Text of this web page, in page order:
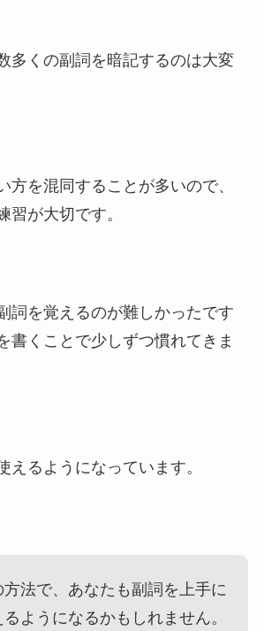
多くの副詞を暗記するのは大変
方を混同することが多いので、
習が大切です。
詞を覚えるのが難しかったです
書くことで少しずつ慣れてきま
えるようになっています。
方法で、あなたも副詞を上手に
るようになるかもしれません。